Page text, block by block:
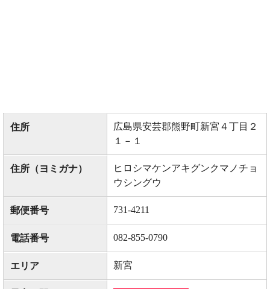
住所
広島県安芸郡熊野町新宮４丁目２
１－１
住所（ヨミガナ）
ヒロシマケンアキグンクマノチョ
ウシングウ
郵便番号 731-4211
電話番号 082-855-0790
エリア 新宮